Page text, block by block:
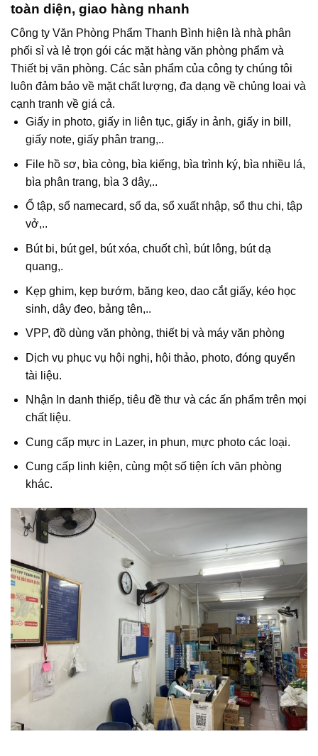
toàn diện, giao hàng nhanh
Công ty Văn Phòng Phẩm Thanh Bình hiện là nhà phân
phối sỉ và lẻ trọn gói các mặt hàng văn phòng phẩm và
Thiết bị văn phòng. Các sản phẩm của công ty chúng tôi
luôn đảm bảo về mặt chất lượng, đa dạng về chủng loai và
cạnh tranh về giá cả.
Giấy in photo, giấy in liên tục, giấy in ảnh, giấy in bill,
giấy note, giấy phân trang,..
File hồ sơ, bìa còng, bìa kiếng, bìa trình ký, bìa nhiều lá,
bìa phân trang, bìa 3 dây,..
Ổ tập, sổ namecard, sổ da, sổ xuất nhập, sổ thu chi, tập
vở,..
Bút bi, bút gel, bút xóa, chuốt chì, bút lông, bút dạ
quang,.
Kẹp ghim, kẹp bướm, băng keo, dao cắt giấy, kéo học
sinh, dây đeo, bảng tên,..
VPP, đồ dùng văn phòng, thiết bị và máy văn phòng
Dịch vụ phục vụ hội nghị, hội thảo, photo, đóng quyển
tài liệu.
Nhận In danh thiếp, tiêu đề thư và các ấn phẩm trên mọi
chất liệu.
Cung cấp mực in Lazer, in phun, mực photo các loại.
Cung cấp linh kiện, cùng một số tiện ích văn phòng
khác.